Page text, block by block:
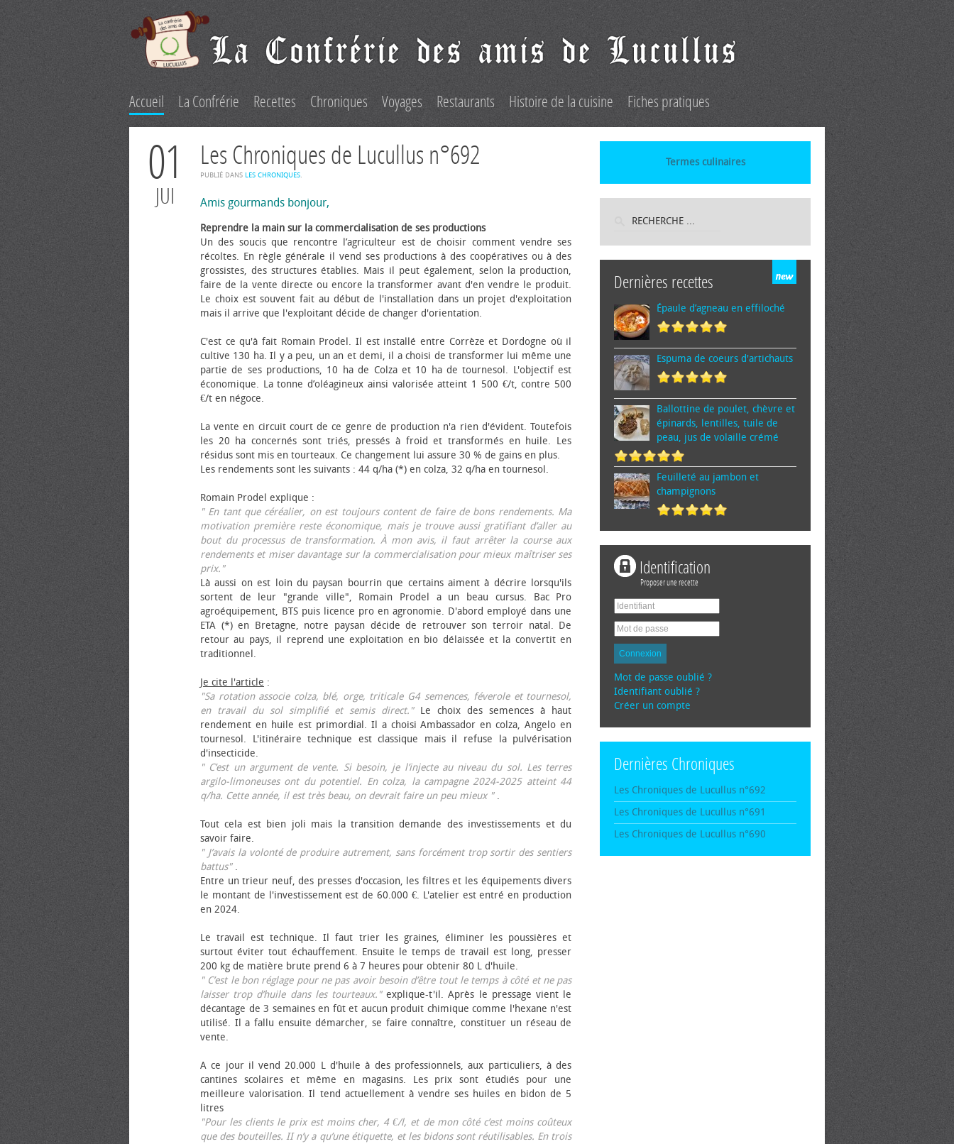
Accueil La Confrérie Recettes Chroniques Voyages Restaurants Histoire de la cuisine Fiches pratiques
01
JUI
Les Chroniques de Lucullus n°692
PUBLIÉ DANS LES CHRONIQUES.
Amis gourmands bonjour,
Reprendre la main sur la commercialisation de ses productions
Un des soucis que rencontre l’agriculteur est de choisir comment vendre ses
récoltes. En règle générale il vend ses productions à des coopératives ou à des
grossistes, des structures établies. Mais il peut également, selon la production,
faire de la vente directe ou encore la transformer avant d'en vendre le produit.
Le choix est souvent fait au début de l'installation dans un projet d'exploitation
mais il arrive que l'exploitant décide de changer d'orientation.
C'est ce qu'à fait Romain Prodel. Il est installé entre Corrèze et Dordogne où il
cultive 130 ha. Il y a peu, un an et demi, il a choisi de transformer lui même une
partie de ses productions, 10 ha de Colza et 10 ha de tournesol. L'objectif est
économique. La tonne d’oléagineux ainsi valorisée atteint 1 500 €/t, contre 500
€/t en négoce.
La vente en circuit court de ce genre de production n'a rien d'évident. Toutefois
les 20 ha concernés sont triés, pressés à froid et transformés en huile. Les
résidus sont mis en tourteaux. Ce changement lui assure 30 % de gains en plus.
Les rendements sont les suivants : 44 q/ha (*) en colza, 32 q/ha en tournesol.
Romain Prodel explique :
" En tant que céréalier, on est toujours content de faire de bons rendements. Ma
motivation première reste économique, mais je trouve aussi gratifiant d’aller au
bout du processus de transformation. À mon avis, il faut arrêter la course aux
rendements et miser davantage sur la commercialisation pour mieux maîtriser ses
prix."
Là aussi on est loin du paysan bourrin que certains aiment à décrire lorsqu'ils
sortent de leur "grande ville", Romain Prodel a un beau cursus. Bac Pro
agroéquipement, BTS puis licence pro en agronomie. D'abord employé dans une
ETA (*) en Bretagne, notre paysan décide de retrouver son terroir natal. De
retour au pays, il reprend une exploitation en bio délaissée et la convertit en
traditionnel.
Je cite l'article :
"Sa rotation associe colza, blé, orge, triticale G4 semences, féverole et tournesol,
en travail du sol simplifié et semis direct."Le choix des semences à haut
rendement en huile est primordial. Il a choisi Ambassador en colza, Angelo en
tournesol. L'itinéraire technique est classique mais il refuse la pulvérisation
d'insecticide.
" C’est un argument de vente. Si besoin, je l’injecte au niveau du sol. Les terres
argilo-limoneuses ont du potentiel. En colza, la campagne 2024-2025 atteint 44
q/ha. Cette année, il est très beau, on devrait faire un peu mieux ".
Tout cela est bien joli mais la transition demande des investissements et du
savoir faire.
" J’avais la volonté de produire autrement, sans forcément trop sortir des sentiers
battus".
Entre un trieur neuf, des presses d'occasion, les filtres et les équipements divers
le montant de l'investissement est de 60.000 €. L'atelier est entré en production
en 2024.
Le travail est technique. Il faut trier les graines, éliminer les poussières et
surtout éviter tout échauffement. Ensuite le temps de travail est long, presser
200 kg de matière brute prend 6 à 7 heures pour obtenir 80 L d'huile.
" C’est le bon réglage pour ne pas avoir besoin d’être tout le temps à côté et ne pas
laisser trop d’huile dans les tourteaux."explique-t'il. Après le pressage vient le
décantage de 3 semaines en fût et aucun produit chimique comme l'hexane n'est
utilisé. Il a fallu ensuite démarcher, se faire connaître, constituer un réseau de
vente.
A ce jour il vend 20.000 L d'huile à des professionnels, aux particuliers, à des
cantines scolaires et même en magasins. Les prix sont étudiés pour une
meilleure valorisation. Il tend actuellement à vendre ses huiles en bidon de 5
litres
"Pour les clients le prix est moins cher, 4 €/l, et de mon côté c’est moins coûteux
que des bouteilles. II n’y a qu’une étiquette, et les bidons sont réutilisables. En trois
Termes culinaires
Dernières recettes
Épaule d’agneau en effiloché
Espuma de cœurs d'artichauts
Ballottine de poulet, chèvre et
épinards, lentilles, tuile de
peau, jus de volaille crémé
Feuilleté au jambon et
champignons
Identification
Proposer une recette
Connexion
Mot de passe oublié ?
Identifiant oublié ?
Créer un compte
Dernières Chroniques
Les Chroniques de Lucullus n°692
Les Chroniques de Lucullus n°691
Les Chroniques de Lucullus n°690